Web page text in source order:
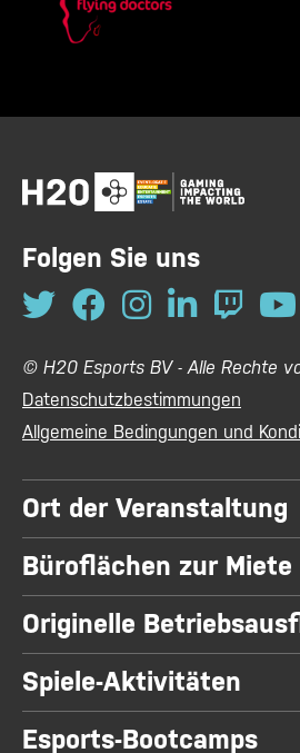
Folgen Sie uns
© H20 Esports BV - Alle Rechte
Datenschutzbestimmungen
Allgemeine Bedingungen und
Ort der Veranstaltung
Büroflächen zur Miete
Originelle
Spiele-Aktivitäten
Esports-Bootcamps